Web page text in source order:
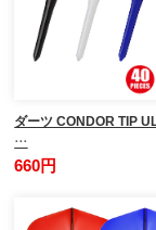
ダーツ CONDOR TIP
…
660円